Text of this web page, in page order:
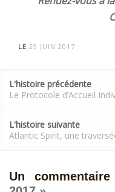
LE 29 JUIN 2017
navigation
L'histoire précédente
Le Protocole d’Accueil
L'histoire suivante
Atlantic Spirit, une
Un